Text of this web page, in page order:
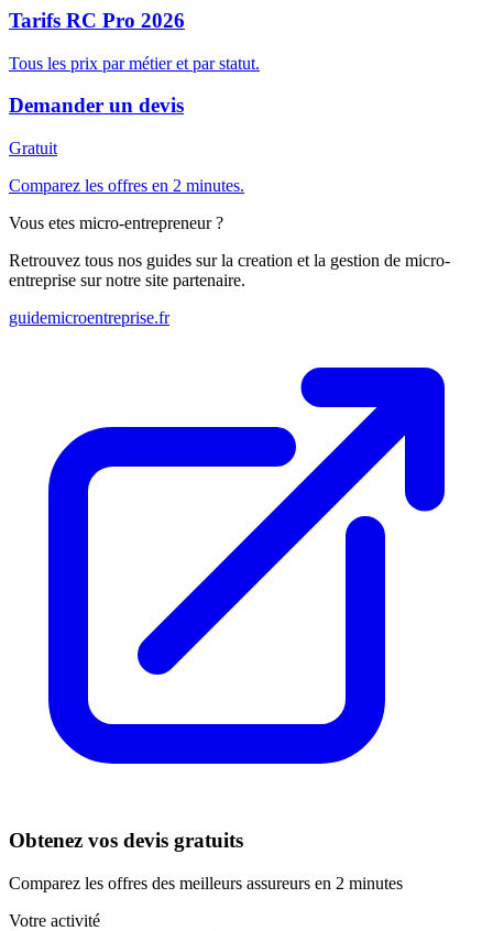
Tarifs RC Pro 2026
Tous les prix par métier et par statut.
Demander un devis
Gratuit
Comparez les offres en 2 minutes.
Vous etes micro-entrepreneur ?
Retrouvez tous nos guides sur la creation et la gestion de micro-
entreprise sur notre site partenaire.
guidemicroentreprise.fr
Obtenez vos devis gratuits
Comparez les offres des meilleurs assureurs en 2 minutes
Votre activité